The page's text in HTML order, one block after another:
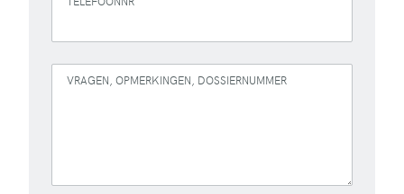
VRAGEN, OPMERKINGEN, DOSSIERNUMMER